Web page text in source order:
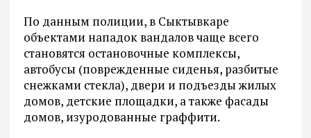
По данным полиции, в Сыктывкаре
объектами нападок вандалов чаще всего
становятся остановочные комплексы,
автобусы (поврежденные сиденья, разбитые
снежками стекла), двери и подъезды жилых
домов, детские площадки, а также фасады
домов, изуродованные граффити.